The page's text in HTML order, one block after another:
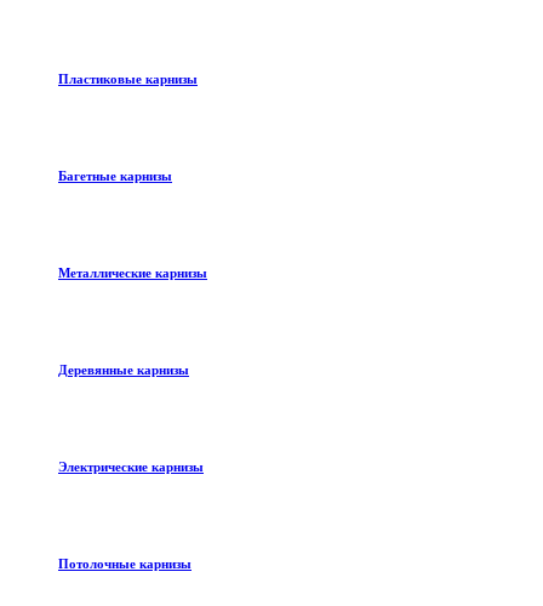
Пластиковые карнизы
Багетные карнизы
Металлические карнизы
Деревянные карнизы
Электрические карнизы
Потолочные карнизы